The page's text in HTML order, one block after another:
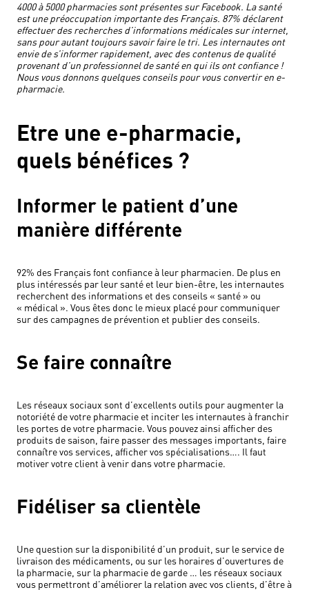
4000 à 5000 pharmacies sont présentes sur Facebook. La santé
est une préoccupation importante des Français. 87% déclarent
effectuer des recherches d’informations médicales sur internet,
sans pour autant toujours savoir faire le tri. Les internautes ont
envie de s’informer rapidement, avec des contenus de qualité
provenant d’un professionnel de santé en qui ils ont confiance !
Nous vous donnons quelques conseils pour vous convertir en e-
pharmacie.
Etre une e-pharmacie,
quels bénéfices ?
Informer le patient d’une
manière différente
92% des Français font confiance à leur pharmacien. De plus en
plus intéressés par leur santé et leur bien-être, les internautes
recherchent des informations et des conseils « santé » ou
« médical ». Vous êtes donc le mieux placé pour communiquer
sur des campagnes de prévention et publier des conseils.
Se faire connaître
Les réseaux sociaux sont d’excellents outils pour augmenter la
notoriété de votre pharmacie et inciter les internautes à franchir
les portes de votre pharmacie. Vous pouvez ainsi afficher des
produits de saison, faire passer des messages importants, faire
connaître vos services, afficher vos spécialisations…. Il faut
motiver votre client à venir dans votre pharmacie.
Fidéliser sa clientèle
Une question sur la disponibilité d’un produit, sur le service de
livraison des médicaments, ou sur les horaires d’ouvertures de
la pharmacie, sur la pharmacie de garde … les réseaux sociaux
vous permettront d’améliorer la relation avec vos clients, d’être à